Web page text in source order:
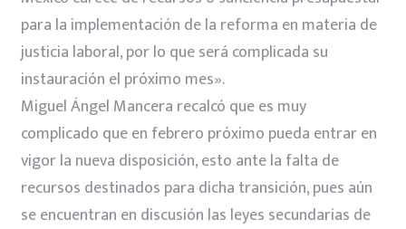
para la implementación de la reforma en materia de
justicia laboral, por lo que será complicada su
instauración el próximo mes».
Miguel Ángel Mancera recalcó que es muy
complicado que en febrero próximo pueda entrar en
vigor la nueva disposición, esto ante la falta de
recursos destinados para dicha transición, pues aún
se encuentran en discusión las leyes secundarias de